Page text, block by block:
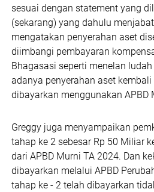
sesuai dengan statement yang
(sekarang) yang dahulu
mengatakan penyerahan aset
diimbangi pembayaran
Bhagasasi seperti menelan
adanya penyerahan aset
dibayarkan menggunakan APBD
Greggy juga menyampaikan
tahap ke 2 sebesar Rp 50 Miliar
dari APBD Murni TA 2024. Dan
dibayarkan melalui APBD
tahap ke - 2 telah dibayarkan